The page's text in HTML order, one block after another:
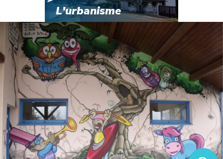
L'urbanisme